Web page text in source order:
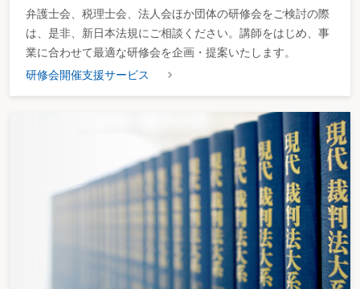
弁護士会、税理士会、法人会ほか団体の研修会をご検討の際
は、是非、新日本法規にご相談ください。講師をはじめ、事
業に合わせて最適な研修会を企画・提案いたします。
研修会開催支援サービス